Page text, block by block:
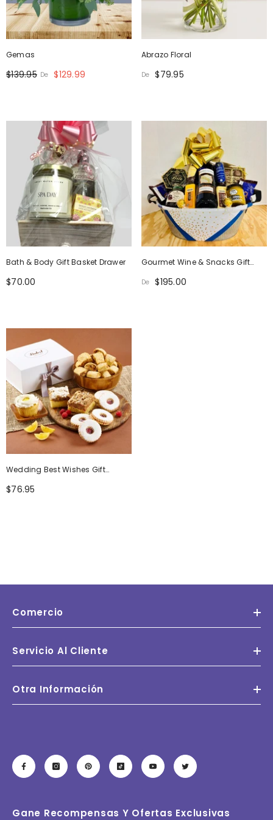
Gemas
$139.95 De $129.99
Abrazo Floral
De $79.95
Bath & Body Gift Basket Drawer
$70.00
Gourmet Wine & Snacks Gift
Basket
De $195.00
Wedding Best Wishes Gift
Basket Collection
$76.95
Comercio
Servicio Al Cliente
Otra Información
Gane Recompensas Y Ofertas Exclusivas